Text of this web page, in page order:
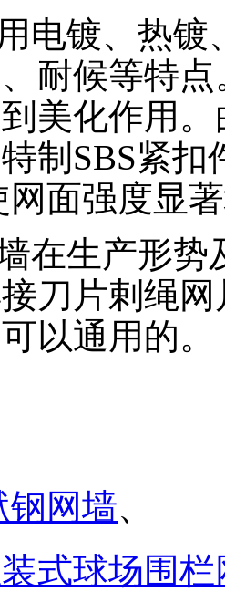
电镀、热镀
耐候等特
美化作用
制SBS紧
网面强度显
在生产形势
刀片剌绳
以通用的。
钢网墙、
式球场围栏